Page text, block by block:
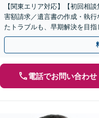
【関東エリア対応】【初回相
害額請求／遺言書の作成・執
たトラブルも、早期解決を目
お悩みもご相談ください【夜
電話でお問い合わせ